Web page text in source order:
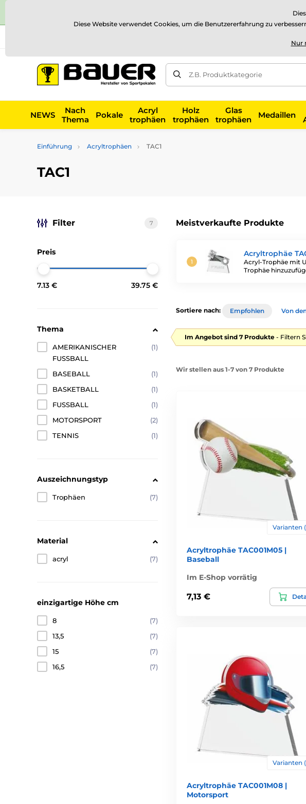
⭐Siehe 504
Z.B. Produktkategorie
NEWS
Nach
Thema
Pokale
Acryl
trophäen
Holz
trophäen
Glas
trophäen
Medaillen
Einführung Acryltrophäen TAC1
TAC1
Meistverkaufte Produkte
Acryltrophäe
Acryl-Trophäe mit
Trophäe
Filter 7
Preis
7.13 € 39.75 €
Thema
AMERIKANISCHER
FUSSBALL
(1)
BASEBALL
(1)
BASKETBALL
(1)
FUSSBALL
(1)
MOTORSPORT
(2)
TENNIS
(1)
Auszeichnungstyp
Trophäen (7)
Material
acryl (7)
einzigartige Höhe cm
8
(7)
13,5
(7)
15
(7)
16,5
(7)
Sortiere nach: Empfohlen Von
Im Angebot sind 7 Produkte - Filtern
Wir stellen aus 1-7 von 7 Produkte
Varianten
Acryltrophäe TAC001M05 |
Baseball
Im E-Shop vorrätig
7,13 €
Varianten
Acryltrophäe TAC001M08 |
Motorsport
Diese Website verwendet Cookies, um die Benutzererfahrung zu
Nur